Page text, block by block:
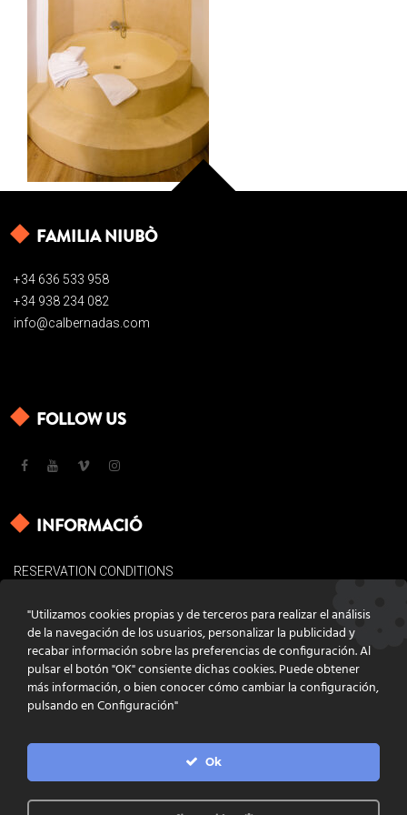
FAMILIA NIUBÒ
+34 636 533 958
+34 938 234 082
info@calbernadas.com
FOLLOW US
INFORMACIÓ
RESERVATION CONDITIONS
COOKIES POLICY
CONTACT
PROGRAMACIÓ INFOACTIVA'T
"Utilizamos cookies propias y de terceros para realizar el análisis
de la navegación de los usuarios, personalizar la publicidad y
recabar información sobre las preferencias de configuración. Al
pulsar el botón "OK" consiente dichas cookies. Puede obtener
más información, o bien conocer cómo cambiar la configuración,
pulsando en Configuración"
Ok